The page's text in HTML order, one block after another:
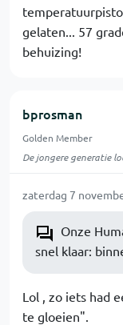
gelaten... 57
behuizing!
bprosman
Golden Member
De jongere generatie
zaterdag 7
Onze
snel klaar:
Lol , zo iets had
te gloeien".